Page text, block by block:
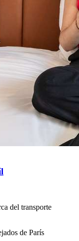
del transporte
de París